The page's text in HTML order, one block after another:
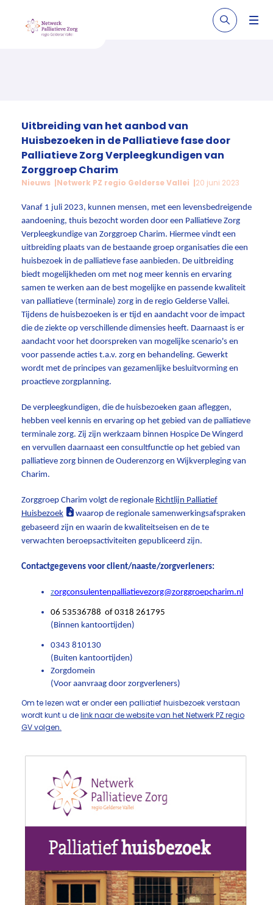
Uitbreiding van het aanbod van
Huisbezoeken in de Palliatieve fase door
Palliatieve Zorg Verpleegkundigen van
Zorggroep Charim
Nieuws Netwerk PZ regio Gelderse Vallei 20 juni 2023
Vanaf 1 juli 2023, kunnen mensen, met een levensbedreigende
aandoening, thuis bezocht worden door een Palliatieve Zorg
Verpleegkundige van Zorggroep Charim. Hiermee vindt een
uitbreiding plaats van de bestaande groep organisaties die een
huisbezoek in de palliatieve fase aanbieden. De uitbreiding
biedt mogelijkheden om met nog meer kennis en ervaring
samen te werken aan de best mogelijke en passende kwaliteit
van palliatieve (terminale) zorg in de regio Gelderse Vallei.
Tijdens de huisbezoeken is er tijd en aandacht voor de impact
die de ziekte op verschillende dimensies heeft. Daarnaast is er
aandacht voor het doorspreken van mogelijke scenario's en
voor passende acties t.a.v. zorg en behandeling. Gewerkt
wordt met de principes van gezamenlijke besluitvorming en
proactieve zorgplanning.
De verpleegkundigen, die de huisbezoeken gaan afleggen,
hebben veel kennis en ervaring op het gebied van de palliatieve
terminale zorg. Zij zijn werkzaam binnen Hospice De Wingerd
en vervullen daarnaast een consultfunctie op het gebied van
palliatieve zorg binnen de Ouderenzorg en Wijkverpleging van
Charim.
Zorggroep Charim volgt de regionale Richtlijn Palliatief
Huisbezoek
waarop de regionale samenwerkingsafspraken
gebaseerd zijn en waarin de kwaliteitseisen en de te
verwachten beroepsactiviteiten gepubliceerd zijn.
Contactgegevens voor client/naaste/zorgverleners:
zorgconsulentenpalliatievezorg@zorggroepcharim.nl
06 53536788 of 0318 261795
(Binnen kantoortijden)
0343 810130
(Buiten kantoortijden)
Zorgdomein
(Voor aanvraag door zorgverleners)
Om te lezen wat er onder een palliatief huisbezoek verstaan
wordt kunt u delink naar de website van het Netwerk PZ regio
GV volgen.